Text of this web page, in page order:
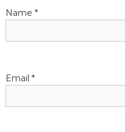
t
i
o
Name *
Email *